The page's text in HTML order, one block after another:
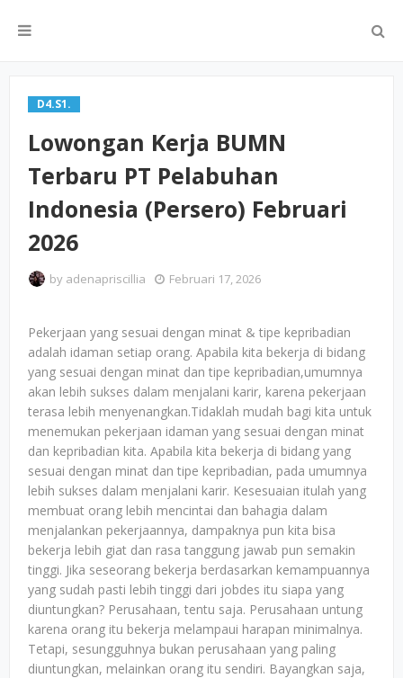
D4.S1.
Lowongan Kerja BUMN
Terbaru PT Pelabuhan
Indonesia (Persero) Februari
2026
by adenapriscillia Februari 17, 2026
Pekerjaan yang sesuai dengan minat & tipe kepribadian
adalah idaman setiap orang. Apabila kita bekerja di bidang
yang sesuai dengan minat dan tipe kepribadian,umumnya
akan lebih sukses dalam menjalani karir, karena pekerjaan
terasa lebih menyenangkan.Tidaklah mudah bagi kita untuk
menemukan pekerjaan idaman yang sesuai dengan minat
dan kepribadian kita. Apabila kita bekerja di bidang yang
sesuai dengan minat dan tipe kepribadian, pada umumnya
lebih sukses dalam menjalani karir. Kesesuaian itulah yang
membuat orang lebih mencintai dan bahagia dalam
menjalankan pekerjaannya, dampaknya pun kita bisa
bekerja lebih giat dan rasa tanggung jawab pun semakin
tinggi. Jika seseorang bekerja berdasarkan kemampuannya
yang sudah pasti lebih tinggi dari jobdes itu siapa yang
diuntungkan? Perusahaan, tentu saja. Perusahaan untung
karena orang itu bekerja melampaui harapan minimalnya.
Tetapi, sesungguhnya bukan perusahaan yang paling
diuntungkan, melainkan orang itu sendiri. Bayangkan saja,